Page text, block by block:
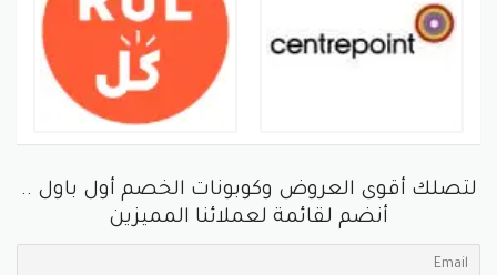
لتصلك أقوى العروض وكوبونات الخصم أول باول ..
أنضم لقائمة لعملائنا المميزين